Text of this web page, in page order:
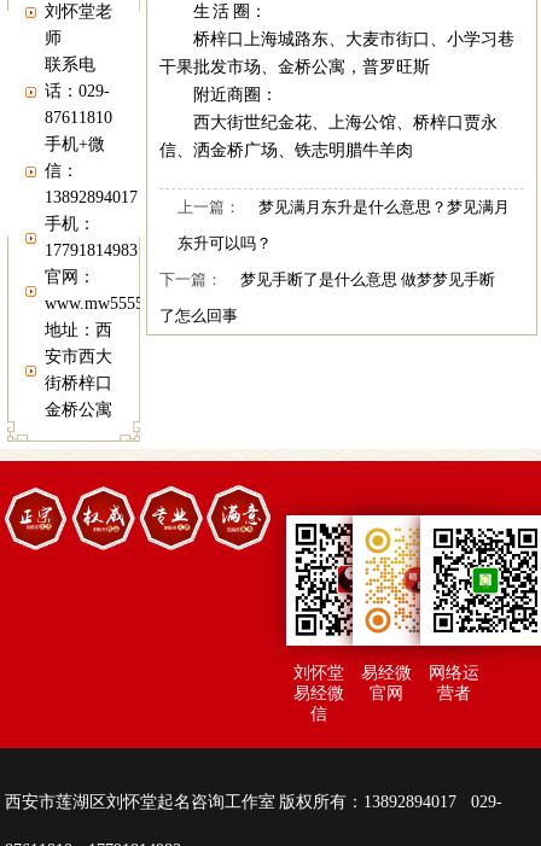
刘怀堂老
师
联系电
话：029-
87611810
手机+微
信：
13892894017
手机：
17791814983
官网：
www.mw5555.com
地址：西
安市西大
街桥梓口
金桥公寓
生 活 圈：
桥梓口上海城路东、大麦市街口、小学习巷
干果批发市场、金桥公寓，普罗旺斯
附近商圈：
西大街世纪金花、上海公馆、桥梓口贾永
信、洒金桥广场、铁志明腊牛羊肉
上一篇：
梦见满月东升是什么意思？梦见满月
东升可以吗？
下一篇：
梦见手断了是什么意思 做梦梦见手断
了怎么回事
刘怀堂
易经微
信
易经微
官网
网络运
营者
西安市莲湖区刘怀堂起名咨询工作室 版权所有：13892894017 029-